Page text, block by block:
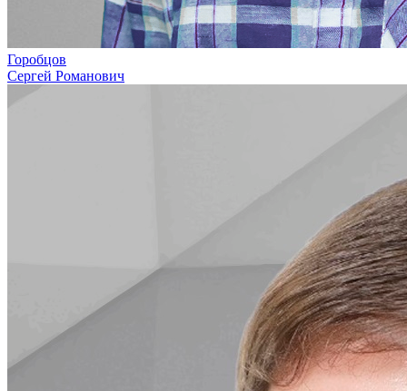
Горобцов
Сергей Романович